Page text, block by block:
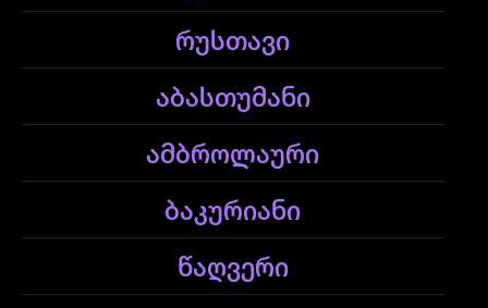
რუსთავი
აბასთუმანი
ამბროლაური
ბაკურიანი
წაღვერი